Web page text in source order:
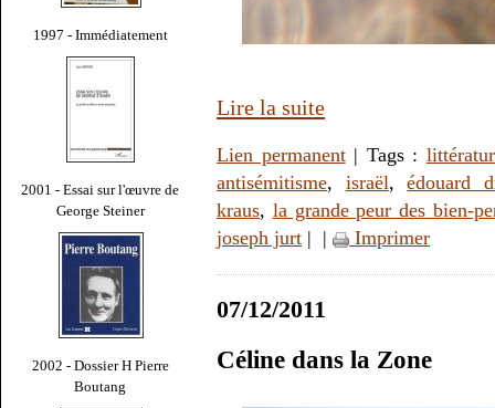
1997 - Immédiatement
2001 - Essai sur l'œuvre de
George Steiner
2002 - Dossier H Pierre
Boutang
Lire la suite
Lien permanent| Tags :
antisémitisme, israël,édouard
kraus, la grande peur des bien-
joseph jurt | | Imprimer
07/12/2011
Céline dans la Zone